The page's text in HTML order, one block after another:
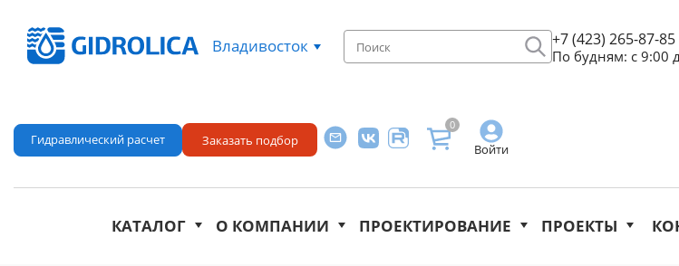
Владивосток +7 (423) 265-87-85
По будням: с 9:00
Войти
0
Гидравлический расчет Заказать подбор
КАТАЛОГ О КОМПАНИИ ПРОЕКТИРОВАНИЕ ПРОЕКТЫ